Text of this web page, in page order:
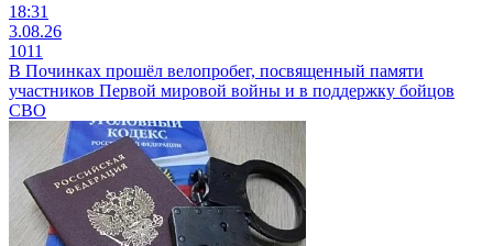
18:31
3.08.26
1011
В Починках прошёл велопробег, посвященный памяти
участников Первой мировой войны и в поддержку бойцов
СВО